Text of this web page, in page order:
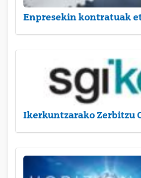
Enpresekin kontratuak
Ikerkuntzarako Zerbitzu